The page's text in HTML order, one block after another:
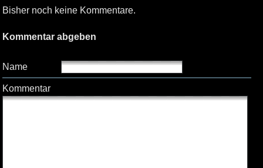
Bisher noch keine Kommentare.
Kommentar abgeben
Name
Kommentar